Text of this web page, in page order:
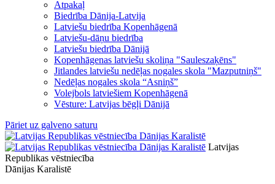
Atpakaļ
Biedrība Dānija-Latvija
Latviešu biedrība Kopenhāgenā
Latviešu-dāņu biedrība
Latviešu biedrība Dānijā
Kopenhāgenas latviešu skoliņa "Sauleszaķēns"
Jitlandes latviešu nedēļas nogales skola "Mazputniņš"
Nedēļas nogales skola “Asniņš”
Volejbols latviešiem Kopenhāgenā
Vēsture: Latvijas bēgļi Dānijā
Pāriet uz galveno saturu
Latvijas
Republikas vēstniecība
Dānijas Karalistē